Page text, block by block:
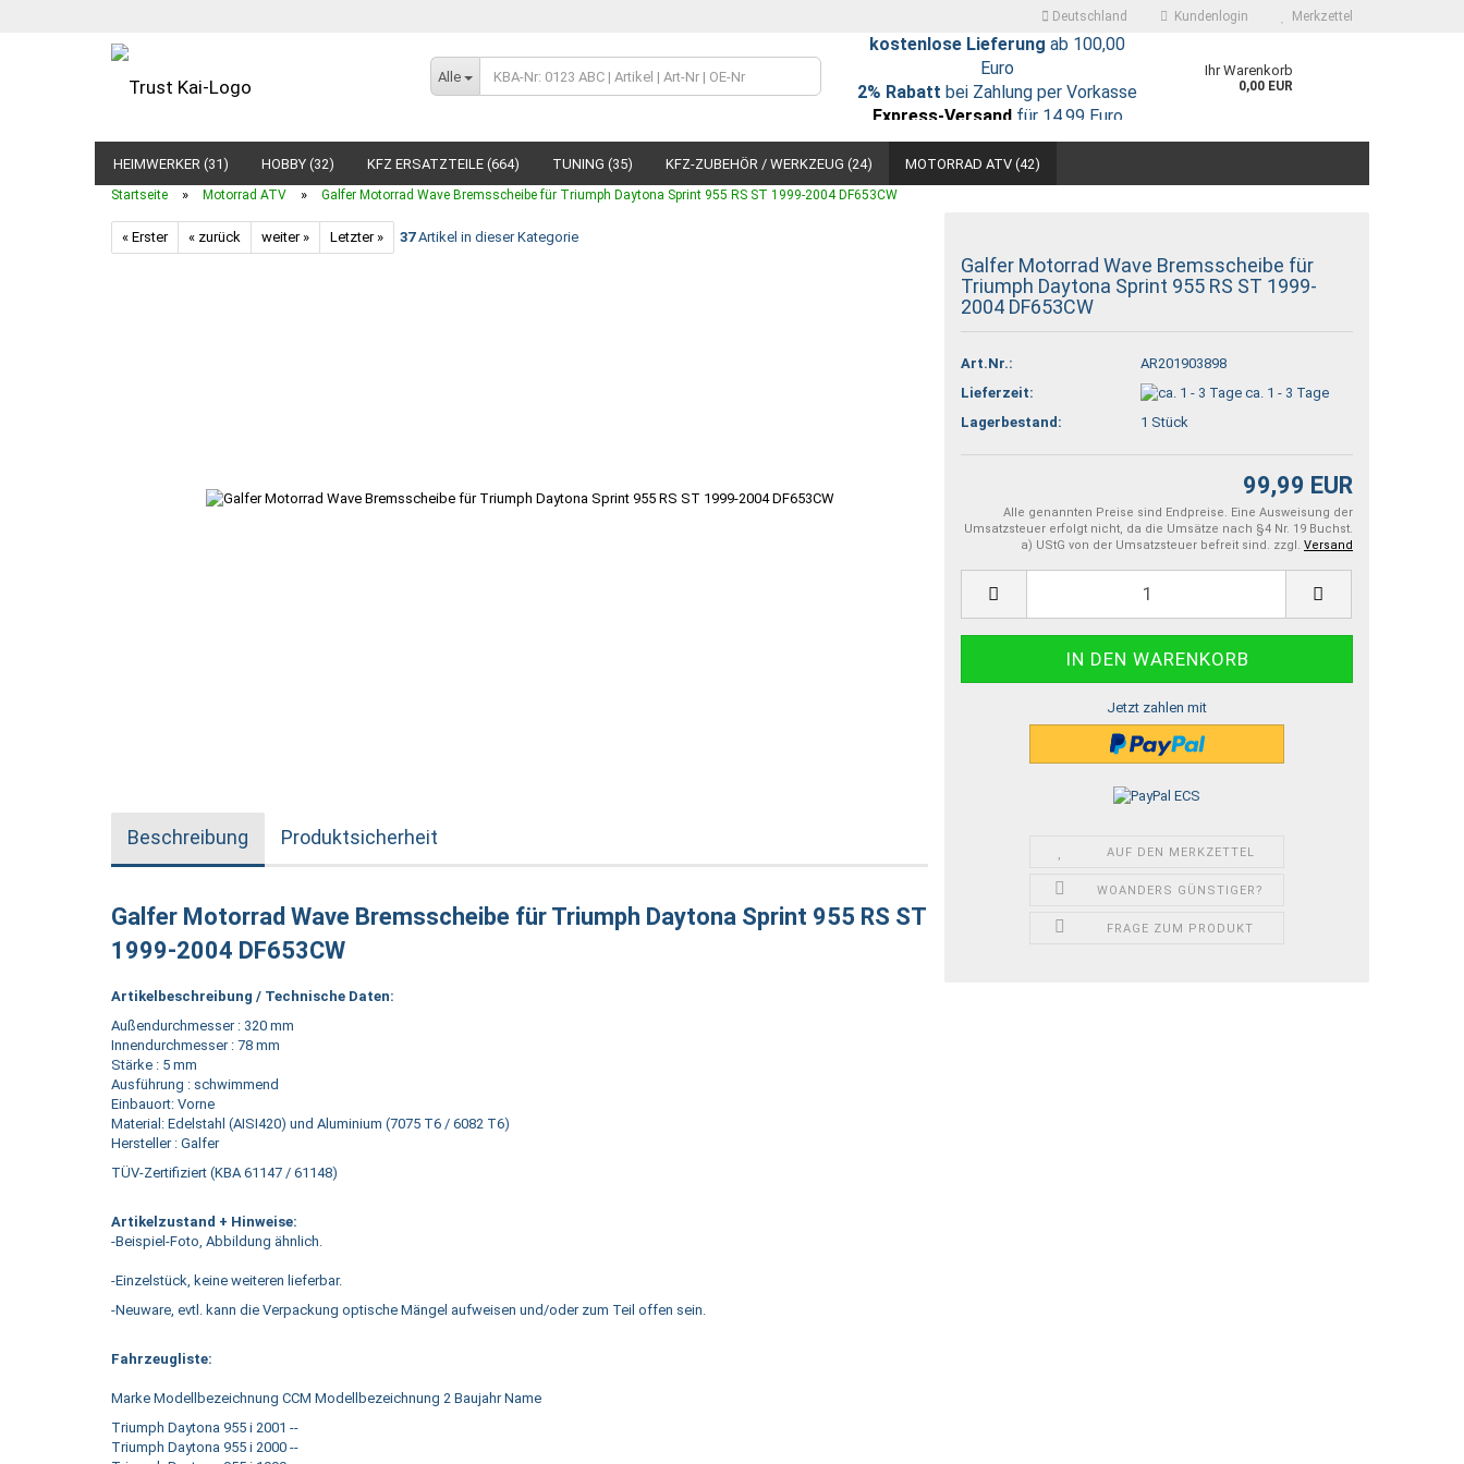
Deutschland
Lieferland
Kundenlogin
Konto erstellen
Merkzettel
Alle
kostenlose Lieferung ab 100,00
Euro
2% Rabatt bei Zahlung per Vorkasse
Express-Versandfür 14,99 Euro
Ihr Warenkorb
0,00 EUR
HEIMWERKER (31) HOBBY (32) KFZ ERSATZTEILE (664) TUNING (35) KFZ-ZUBEHÖR / WERKZEUG (24) MOTORRAD ATV (42)
Startseite » Motorrad ATV » Galfer Motorrad Wave Bremsscheibe für Triumph Daytona Sprint 955 RS ST 1999-2004 DF653CW
« Erster « zurück weiter » Letzter » 37Artikel in dieser Kategorie
Galfer Motorrad Wave Bremsscheibe für
Triumph Daytona Sprint 955 RS ST 1999-
2004 DF653CW
Art.Nr.:
AR201903898
Lieferzeit:
ca. 1 - 3 Tage
Lagerbestand:
1 Stück
99,99 EUR
Alle genannten Preise sind Endpreise. Eine Ausweisung der
Umsatzsteuer erfolgt nicht, da die Umsätze nach §4 Nr. 19 Buchst.
a) UStG von der Umsatzsteuer befreit sind. zzgl. Versand
Jetzt zahlen mit
AUF DEN MERKZETTEL
WOANDERS GÜNSTIGER?
FRAGE ZUM PRODUKT
Beschreibung Produktsicherheit
Galfer Motorrad Wave Bremsscheibe für Triumph Daytona Sprint 955 RS ST
1999-2004 DF653CW
Artikelbeschreibung / Technische Daten:
Außendurchmesser : 320 mm
Innendurchmesser : 78 mm
Stärke : 5 mm
Ausführung : schwimmend
Einbauort: Vorne
Material: Edelstahl (AISI420) und Aluminium (7075 T6 / 6082 T6)
Hersteller : Galfer
TÜV-Zertifiziert (KBA 61147 / 61148)
Artikelzustand + Hinweise:
-Beispiel-Foto, Abbildung ähnlich.
-Einzelstück, keine weiteren lieferbar.
-Neuware, evtl. kann die Verpackung optische Mängel aufweisen und/oder zum Teil offen sein.
Fahrzeugliste:
Marke Modellbezeichnung CCM Modellbezeichnung 2 Baujahr Name
Triumph Daytona 955 i 2001 --
Triumph Daytona 955 i 2000 --